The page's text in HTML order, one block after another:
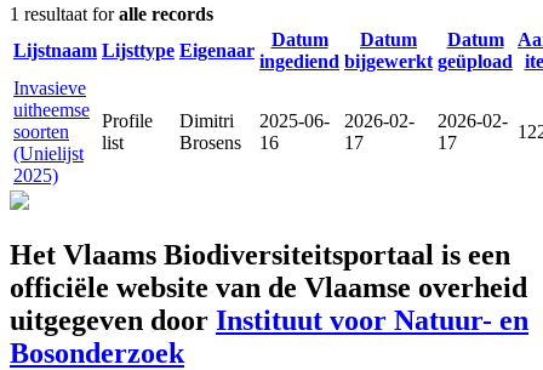
1 resultaat foralle records
Lijstnaam Lijsttype Eigenaar
Datum
ingediend
Datum
bijgewerkt
Datum
geüpload
Invasieve
uitheemse
soorten
(Unielijst
2025)
Profile
list
Dimitri
Brosens
2025-06-
16
2026-02-
17
2026-02-
17
Het Vlaams Biodiversiteitsportaal is een
officiële website van de Vlaamse overheid
uitgegeven door Instituut voor Natuur- en
Bosonderzoek